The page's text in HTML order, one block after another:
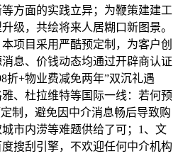
方面的实践立异；为鞭策建建工
级，共绘将来人居糊口新图景。
项目采用严酷预定制，为客户创
息、价钱动态均通过开辟商认证
折+物业费减免两年”双沉礼遇
雅、杜拉维特等国际一线：若何预
制，避免因中介消息畅后导致购
市内涝等难题供给了可；1、文
搜刮引擎，不欢迎任何中介机构